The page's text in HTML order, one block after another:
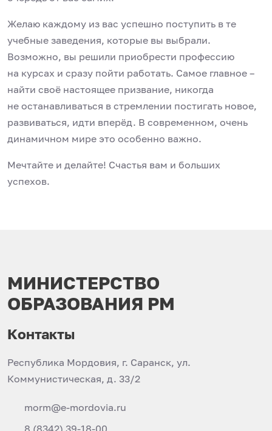
Желаю каждому из вас успешно поступить в те
учебные заведения, которые вы выбрали.
Возможно, вы решили приобрести профессию
на курсах и сразу пойти работать. Самое главное –
найти своё настоящее призвание, никогда
не останавливаться в стремлении постигать новое,
развиваться, идти вперёд. В современном, очень
динамичном мире это особенно важно.
Мечтайте и делайте! Счастья вам и больших
успехов.
МИНИСТЕРСТВО
ОБРАЗОВАНИЯ РМ
Контакты
Республика Мордовия, г. Саранск, ул.
Коммунистическая, д. 33/2
morm@e-mordovia.ru